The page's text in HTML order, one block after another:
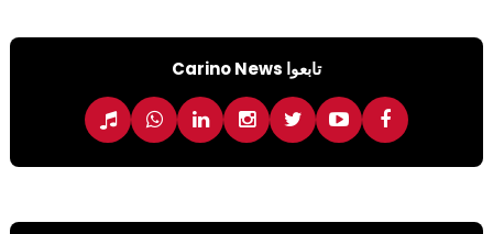
تابعوا Carino News